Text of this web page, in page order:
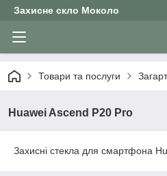
Захисне скло Moколо
Товари та послуги
Huawei Ascend P20 Pro
Захисні стекла для смартфона